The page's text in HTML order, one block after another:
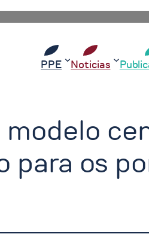
PPE Noticias
para os